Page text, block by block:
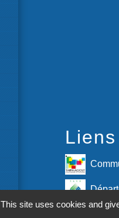
This site uses cookies and